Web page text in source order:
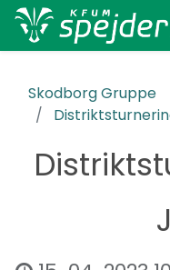
Skodborg Gruppe